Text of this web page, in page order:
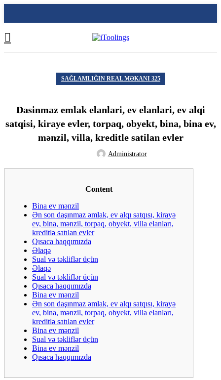
SAĞLAMLIĞIN REAL MƏKANI 325
Dasinmaz emlak elanlari, ev elanlari, ev alqi
satqisi, kiraye evler, torpaq, obyekt, bina, bina ev,
mənzil, villa, kreditle satilan evler
Administrator
Content
Bina ev mənzil
Ən son daşınmaz əmlak, ev alqı satqısı, kirayə
ev, bina, mənzil, torpaq, obyekt, villa elanları,
kreditlə satılan evler
Qısaca haqqımızda
Əlaqə
Sual və təkliflər üçün
Əlaqə
Sual və təkliflər üçün
Qısaca haqqımızda
Bina ev mənzil
Ən son daşınmaz əmlak, ev alqı satqısı, kirayə
ev, bina, mənzil, torpaq, obyekt, villa elanları,
kreditlə satılan evler
Bina ev mənzil
Sual və təkliflər üçün
Bina ev mənzil
Qısaca haqqımızda